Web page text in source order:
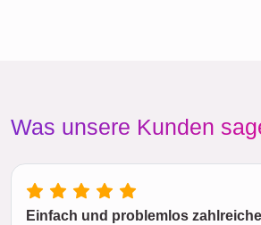
Was unsere Kunden
Einfach und problemlos